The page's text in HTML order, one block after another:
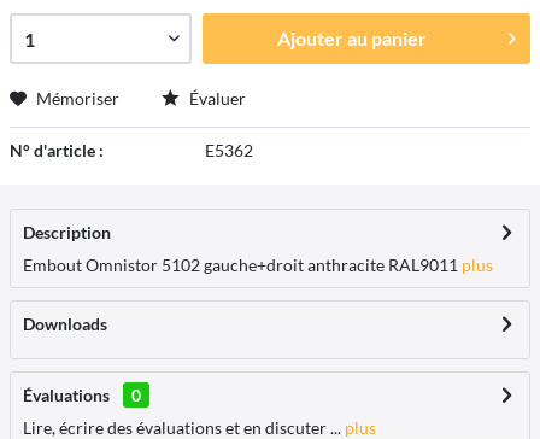
Ajouter au panier
Mémoriser Évaluer
N° d'article : E5362
Description
Embout Omnistor 5102 gauche+droit anthracite RAL9011 plus
Downloads
Évaluations
0
Lire, écrire des évaluations et en discuter ... plus